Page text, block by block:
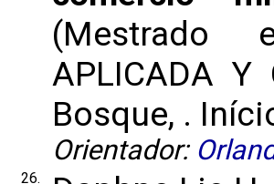
(Mestrado
APLICADA Y
Bosque, .
Orientador:
26.